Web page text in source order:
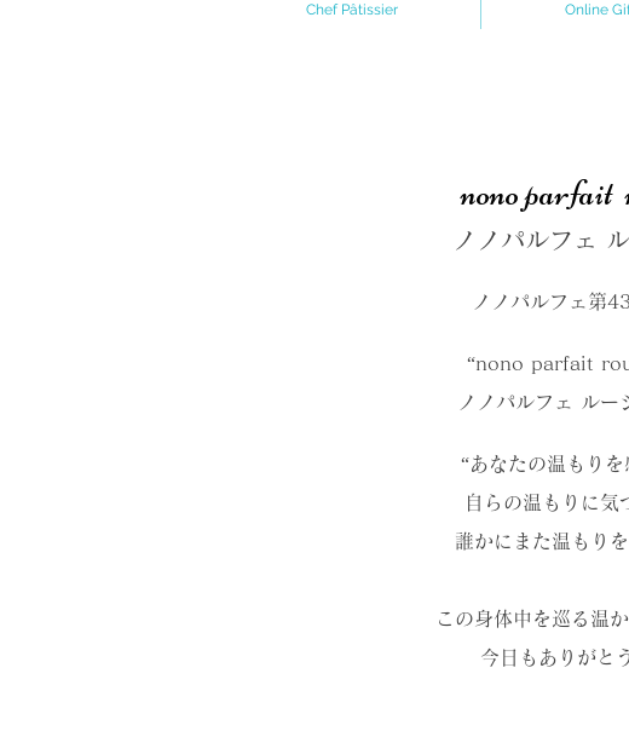
Chef Pâtissier Online
nono parfait
ノノパルフェ
ノノパルフェ第
“nono parfait
ノノパルフェ ルー
“あなたの温もりを
自らの温もりに気
誰かにまた温もりを
この身体中を巡る温
今日もありがと